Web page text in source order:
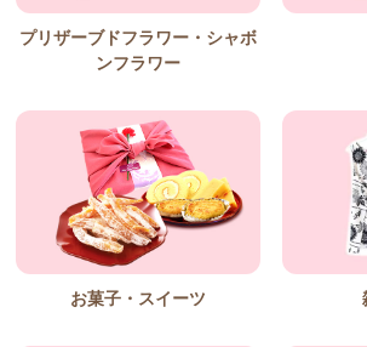
プリザーブドフラワー・シャボ
ンフラワー
お菓子・スイーツ